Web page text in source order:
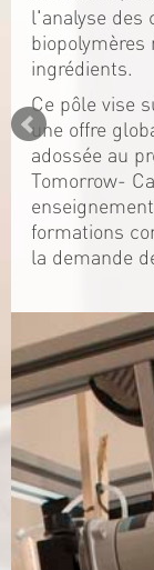
l'analyse des
ingrédients.
Ce pôle vise
une offre
adossée au
Tomorrow-
formations
la demande